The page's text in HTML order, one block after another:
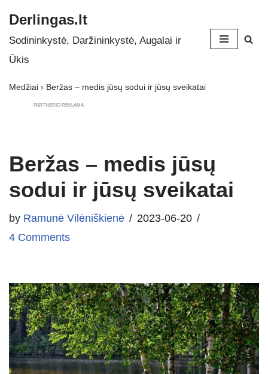
Skip
to
Derlingas.lt
Sodininkystė, Daržininkystė, Augalai ir
Ūkis
Medžiai › Beržas – medis jūsų sodui ir jūsų sveikatai
PARTNERIO REKLAMA
Beržas – medis jūsų
sodui ir jūsų sveikatai
by Ramunė Vilėniškienė
2023-06-20
4 Comments